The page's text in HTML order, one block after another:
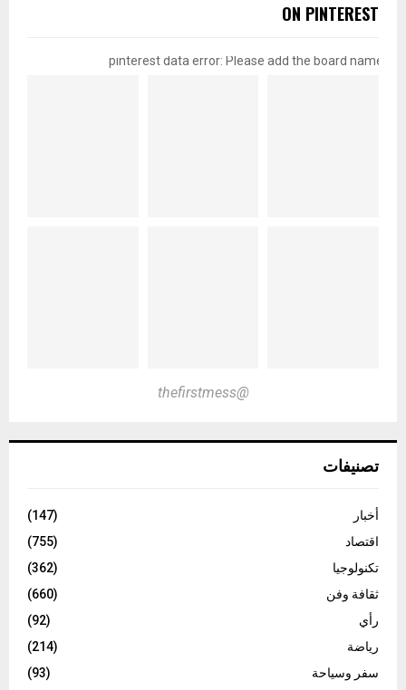
ON PINTEREST
pinterest data error: Please add the board name
@thefirstmess
تصنيفات
أخبار
(147)
اقتصاد
(755)
تكنولوجيا
(362)
ثقافة وفن
(660)
رأي
(92)
رياضة
(214)
سفر وسياحة
(93)